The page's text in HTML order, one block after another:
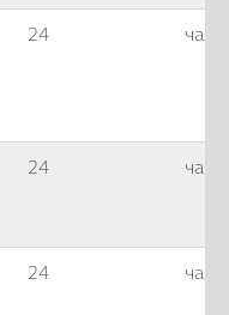
24 часа
24 часа
24 часа